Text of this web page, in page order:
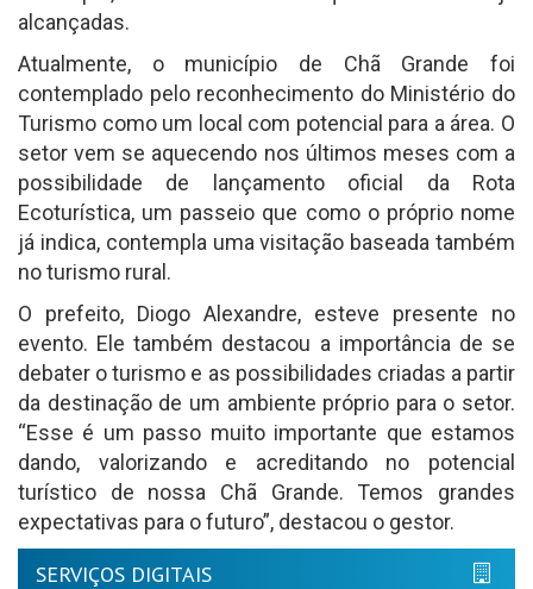
alcançadas.
Atualmente, o município de Chã Grande foi
contemplado pelo reconhecimento do Ministério do
Turismo como um local com potencial para a área. O
setor vem se aquecendo nos últimos meses com a
possibilidade de lançamento oficial da Rota
Ecoturística, um passeio que como o próprio nome
já indica, contempla uma visitação baseada também
no turismo rural.
O prefeito, Diogo Alexandre, esteve presente no
evento. Ele também destacou a importância de se
debater o turismo e as possibilidades criadas a partir
da destinação de um ambiente próprio para o setor.
“Esse é um passo muito importante que estamos
dando, valorizando e acreditando no potencial
turístico de nossa Chã Grande. Temos grandes
expectativas para o futuro”, destacou o gestor.
SERVIÇOS DIGITAIS